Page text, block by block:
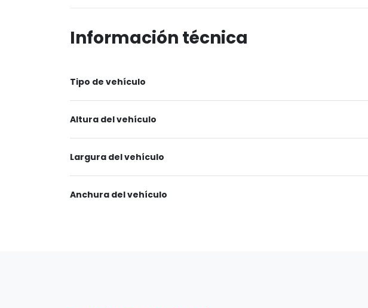
Información técnica
Tipo de vehículo
Altura del vehículo
Largura del vehículo
Anchura del vehículo